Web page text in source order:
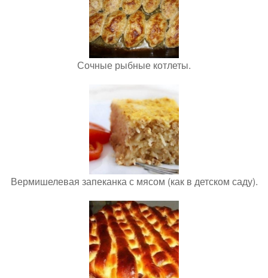
Сочные рыбные котлеты.
Вермишелевая запеканка с мясом (как в детском саду).